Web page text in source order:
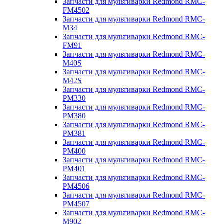
FM4502
Запчасти для мультиварки Redmond RMC-
M34
Запчасти для мультиварки Redmond RMC-
FM91
Запчасти для мультиварки Redmond RMC-
M40S
Запчасти для мультиварки Redmond RMC-
M42S
Запчасти для мультиварки Redmond RMC-
PM330
Запчасти для мультиварки Redmond RMC-
PM380
Запчасти для мультиварки Redmond RMC-
PM381
Запчасти для мультиварки Redmond RMC-
PM400
Запчасти для мультиварки Redmond RMC-
PM401
Запчасти для мультиварки Redmond RMC-
PM4506
Запчасти для мультиварки Redmond RMC-
PM4507
Запчасти для мультиварки Redmond RMC-
M902